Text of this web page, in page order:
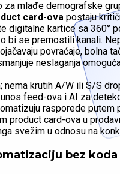
mlađe demografske
card-ova postaju
digitalne kartice sa 360°
bi se premostili kanali.
povraćaje, bolna
neslaganja
nema krutih A/W ili S/S
feed-ova i AI za
rasporede putem
product card-ova u
svežim u odnosu na
bez koda